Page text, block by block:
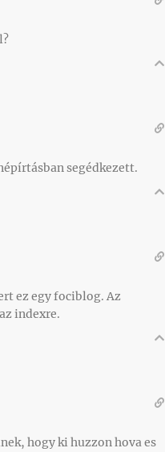
segédkezett.
ez egy fociblog. Az
indexre.
hogy ki huzzon hova es